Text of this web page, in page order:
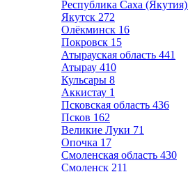
Республика Саха (Якутия)
Якутск 272
Олёкминск 16
Покровск 15
Атырауская область 441
Атырау 410
Кульсары 8
Аккистау 1
Псковская область 436
Псков 162
Великие Луки 71
Опочка 17
Смоленская область 430
Смоленск 211